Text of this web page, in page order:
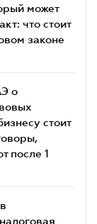
может
что стоит
законе
о
стоит
после 1